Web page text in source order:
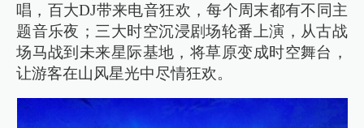
唱，百大DJ带来电音狂欢，每个周末都有不同主
题音乐夜；三大时空沉浸剧场轮番上演，从古战
场马战到未来星际基地，将草原变成时空舞台，
让游客在山风星光中尽情狂欢。